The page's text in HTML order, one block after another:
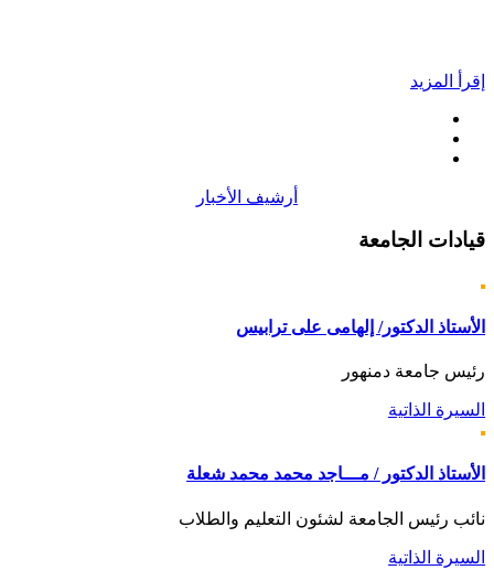
إقرأ المزيد
أرشيف الأخبار
قيادات الجامعة
الأستاذ الدكتور/ إلهامى على ترابيس
رئيس جامعة دمنهور
السيرة الذاتية
الأستاذ الدكتور / مـــاجد محمد محمد شعلة
نائب رئيس الجامعة لشئون التعليم والطلاب
السيرة الذاتية